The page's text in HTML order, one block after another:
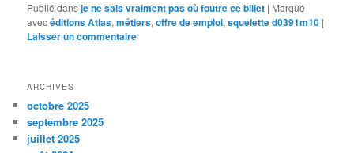
Publié dansje ne sais vraiment pas où foutre ce billet | Marqué
avecéditions Atlas,métiers,offre de emploi,squelette d0391m10 |
Laisser un commentaire
ARCHIVES
octobre 2025
septembre 2025
juillet 2025